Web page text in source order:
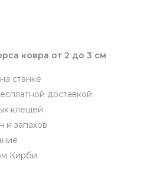
ковра от 2 до 3 см
станке
доставкой
клещей
и запахов
Кирби